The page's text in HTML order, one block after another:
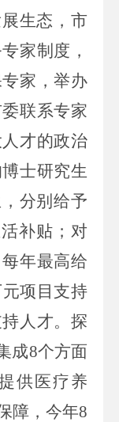
生态，市
家制度，
家，举办
联系专家
才的政治
士研究生
分别给予
补贴；对
年最高给
项目 支持
人才。探
成8个方面
供 医疗养
障， 今年8